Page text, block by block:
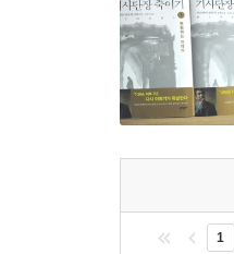
‘이것이 하루
앨리스처럼. _
표면적인 줄
1